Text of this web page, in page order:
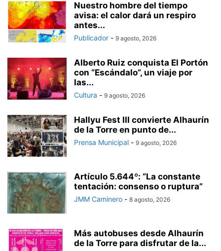
Nuestro hombre del tiempo
avisa: el calor dará un respiro
antes...
Publicador - 9 agosto, 2026
Alberto Ruiz conquista El Portón
con “Escándalo”, un viaje por
las...
Cultura - 9 agosto, 2026
Hallyu Fest III convierte Alhaurín
de la Torre en punto de...
Prensa Municipal - 9 agosto, 2026
Artículo 5.644º: “La constante
tentación: consenso o ruptura”
JMM Caminero - 8 agosto, 2026
Más autobuses desde Alhaurín
de la Torre para disfrutar de la...